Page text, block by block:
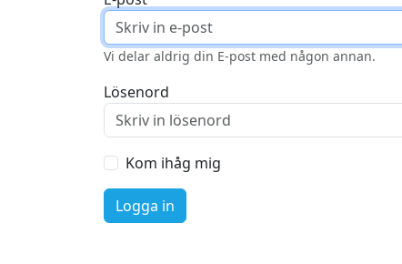
Vi delar aldrig din E-post med någon annan.
Lösenord
Kom ihåg mig